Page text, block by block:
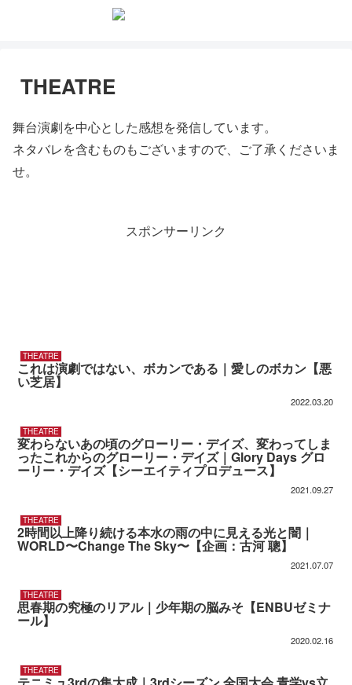
THEATRE
舞台演劇を中心とした感想を発信しています。
ネタバレを含むものもございますので、ご了承くださいま
せ。
スポンサーリンク
THEATRE
これは演劇ではない、ボカンである｜愛しのボカン【悪
い芝居】
2022.03.20
THEATRE
変わらないあの頃のグローリー・デイズ、変わってしま
ったこれからのグローリー・デイズ｜Glory Days グロ
ーリー・デイズ【シーエイティプロデュース】
2021.09.27
THEATRE
2時間以上降り続ける本水の雨の中に見える光と闇｜
WORLD〜Change The Sky〜【企画：古河 聰】
2021.07.07
THEATRE
思春期の究極のリアル｜少年期の脳みそ【ENBUゼミナ
ール】
2020.02.16
THEATRE